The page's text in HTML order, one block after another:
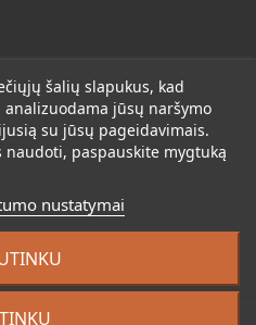
šalių slapukus, kad
jūsų naršymo
su jūsų pageidavimais.
paspauskite mygtuką
nustatymai